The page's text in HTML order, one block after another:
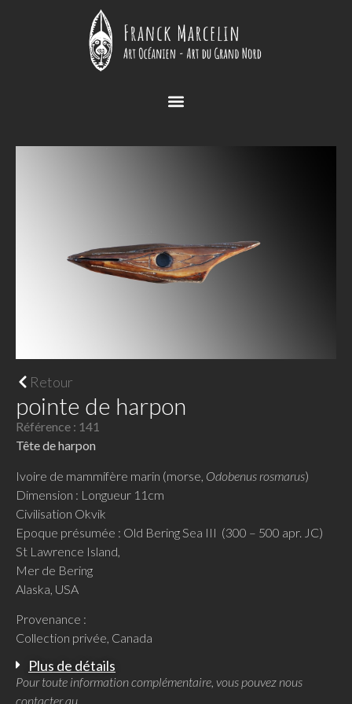
Retour
pointe de harpon
Référence : 141
Tête de harpon
Ivoire de mammifère marin (morse, Odobenus rosmarus)
Dimension : Longueur 11cm
Civilisation Okvik
Epoque présumée : Old Bering Sea III (300 – 500 apr. JC)
St Lawrence Island,
Mer de Bering
Alaska, USA
Provenance :
Collection privée, Canada
Plus de détails
Pour toute information complémentaire, vous pouvez nous
contacter au